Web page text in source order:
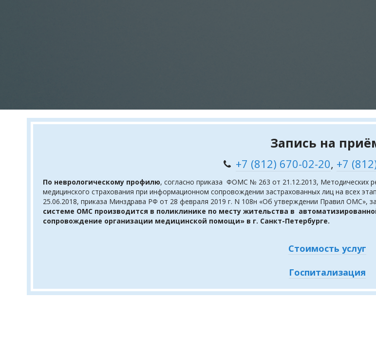
Запись на
+7 (812) 670-02-20, +7
По неврологическому профилю, согласно приказа ФОМС № 263 от 21.12.2013, Методических
медицинского страхования при информационном сопровождении застрахованных лиц на всех
25.06.2018, приказа Минздрава РФ от 28 февраля 2019 г. N 108н «Об утверждении Правил
системе ОМС производится в поликлинике по месту жительства в
сопровождение организации медицинской помощи» в г. Санкт-Петербурге.
Стоимость услуг
Госпитализация